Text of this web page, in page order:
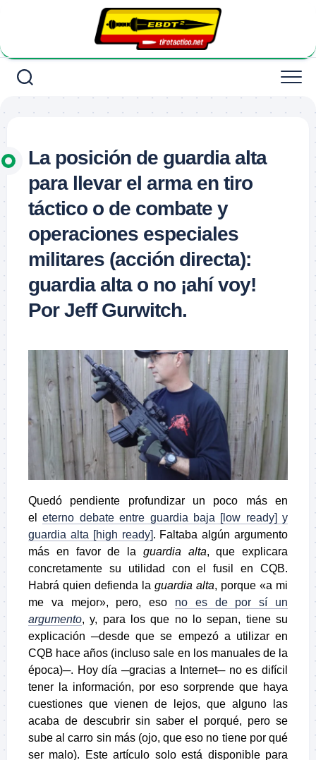
La posición de guardia alta
para llevar el arma en tiro
táctico o de combate y
operaciones especiales
militares (acción directa):
guardia alta o no ¡ahí voy!
Por Jeff Gurwitch.
Quedó pendiente profundizar un poco más en
eleterno debate entre guardia baja [low ready] y
guardia alta [high ready]. Faltaba algún argumento
más en favor de la guardia alta, que explicara
concretamente su utilidad con el fusil en CQB.
Habrá quien defienda la guardia alta, porque «a mi
me va mejor», pero, eso no es de por sí un
argumento, y, para los que no lo sepan, tiene su
explicación ─desde que se empezó a utilizar en
CQB hace años (incluso sale en los manuales de la
época)─. Hoy día ─gracias a Internet─ no es difícil
tener la información, por eso sorprende que haya
cuestiones que vienen de lejos, que alguno las
acaba de descubrir sin saber el porqué, pero se
sube al carro sin más (ojo, que eso no tiene por qué
ser malo). Este artículo solo está disponible para